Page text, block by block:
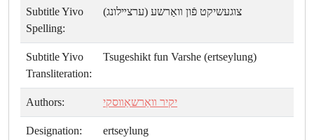
Subtitle Yivo
Spelling:
צוגעשיקט פֿון װאַרשע (ערצײלונג)
Subtitle Yivo
Transliteration:
Tsugeshikt fun Varshe (ertseylung)
Authors: יקיר װאַרשאַװסקי
Designation: ertseylung